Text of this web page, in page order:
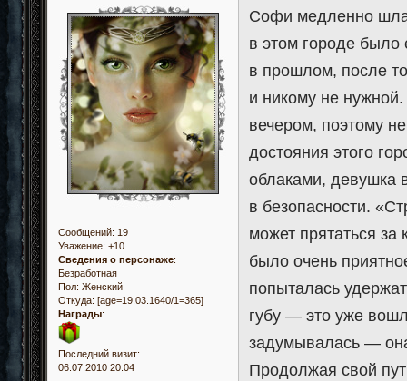
Сообщений: 19
Уважение: +10
Сведения о персонаже:
Безработная
Пол: Женский
Откуда: [age=19.03.1640/1=365]
Награды:
Последний визит:
06.07.2010 20:04
Софи медленно
в этом городе было
в прошлом, после
и никому не
вечером, поэтому
достояния этого
облаками, девушка
в безопасности.
может прятаться
было очень
попыталась
губу — это уже
задумывалась —
Продолжая свой